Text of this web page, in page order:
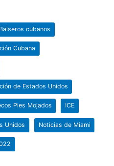
Balseros cubanos
Cubana
de Estados Unidos
Pies Mojados ICE
Unidos Noticias de Miami